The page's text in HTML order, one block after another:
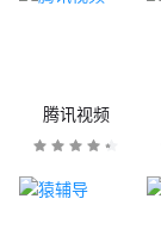
腾讯视频